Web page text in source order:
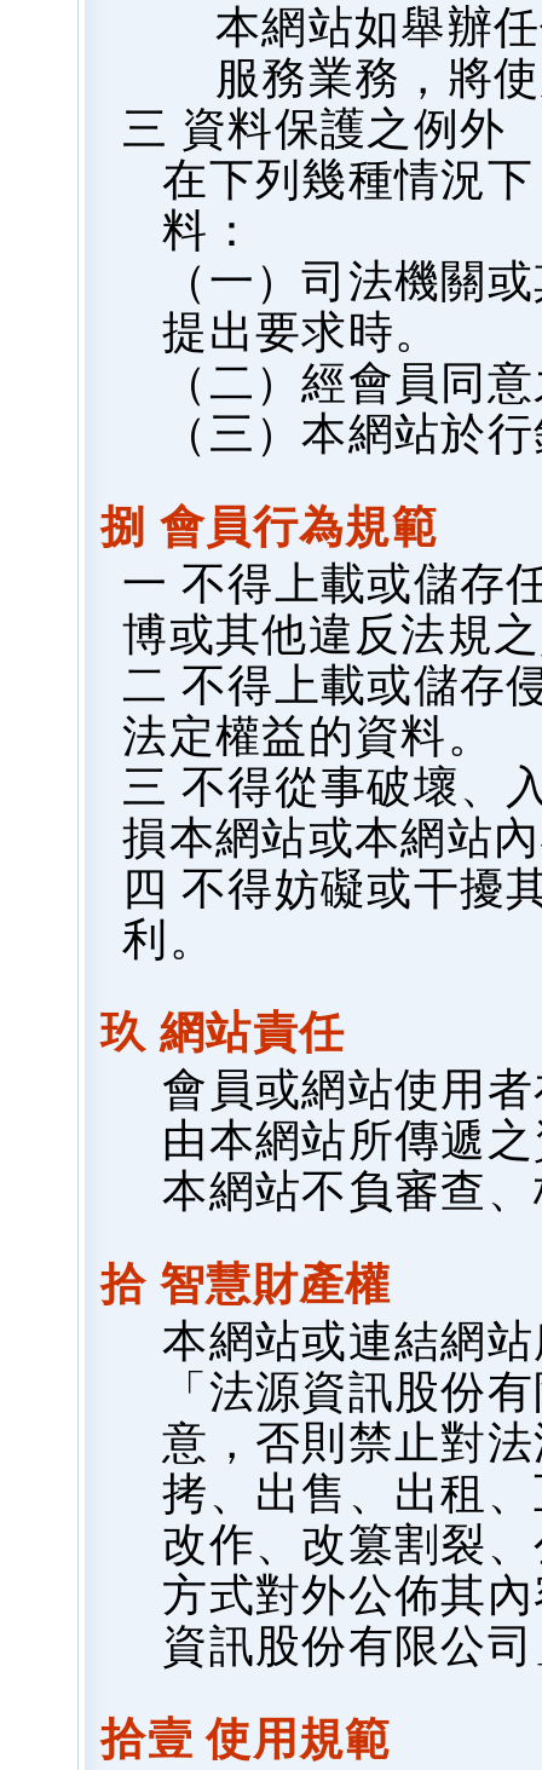
本網站如舉辦
服務業務，將
三 資料保護之例外
在下列幾種情況
料：
（一）司法機關
提出要求時。
（二）經會員同
（三）本網站於
捌 會員行為規範
一 不得上載或儲存
博或其他違反法規
二 不得上載或儲存
法定權益的資料。
三 不得從事破壞、
損本網站或本網站
四 不得妨礙或干擾
利。
玖 網站責任
會員或網站使用
由本網站所傳遞
本網站不負審查
拾 智慧財產權
本網站或連結網
「法源資訊股份
意，否則禁止對
拷、出售、出租
改作、改篡割裂
方式對外公佈其
資訊股份有限公
拾壹 使用規範